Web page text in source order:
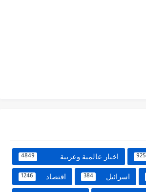
925 اخبار عالمية وعربية 4849
اسرائيل 384 اقتصاد 1246